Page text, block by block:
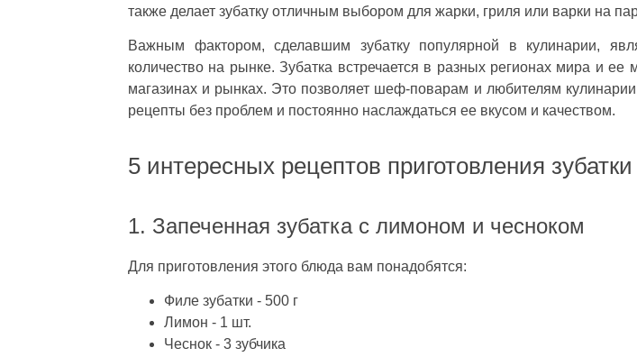
также делает зубатку отличным выбором для жарки, гриля или варки на
Важным фактором, сделавшим зубатку популярной в кулинарии,
количество на рынке. Зубатка встречается в разных регионах мира и ее
магазинах и рынках. Это позволяет шеф-поварам и любителям
рецепты без проблем и постоянно наслаждаться ее вкусом и качеством.
5 интересных рецептов приготовления зубатки
1. Запеченная зубатка с лимоном и чесноком
Для приготовления этого блюда вам понадобятся:
Филе зубатки - 500 г
Лимон - 1 шт.
Чеснок - 3 зубчика